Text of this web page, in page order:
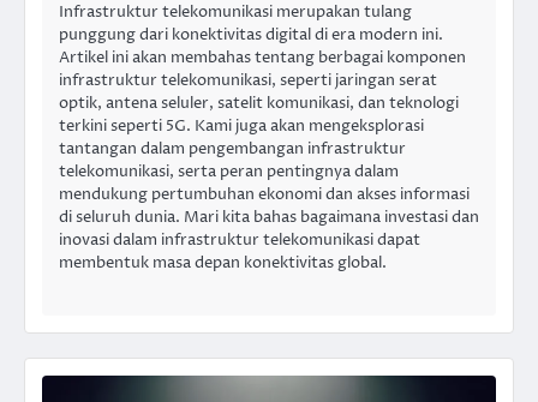
Infrastruktur telekomunikasi merupakan tulang
punggung dari konektivitas digital di era modern ini.
Artikel ini akan membahas tentang berbagai komponen
infrastruktur telekomunikasi, seperti jaringan serat
optik, antena seluler, satelit komunikasi, dan teknologi
terkini seperti 5G. Kami juga akan mengeksplorasi
tantangan dalam pengembangan infrastruktur
telekomunikasi, serta peran pentingnya dalam
mendukung pertumbuhan ekonomi dan akses informasi
di seluruh dunia. Mari kita bahas bagaimana investasi dan
inovasi dalam infrastruktur telekomunikasi dapat
membentuk masa depan konektivitas global.